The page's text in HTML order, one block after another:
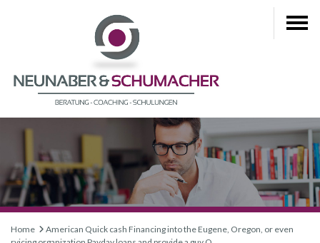
Home
American Quick cash Financing into the Eugene, Oregon, or even